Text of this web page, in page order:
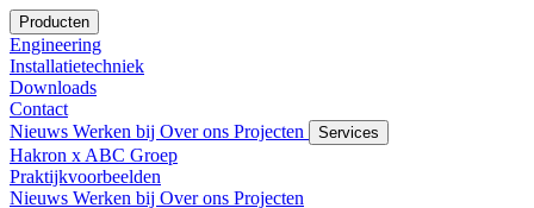
Producten
Engineering
Installatietechniek
Downloads
Contact
Nieuws Werken bij Over ons Projecten Services
Hakron x ABC Groep
Praktijkvoorbeelden
Nieuws Werken bij Over ons Projecten